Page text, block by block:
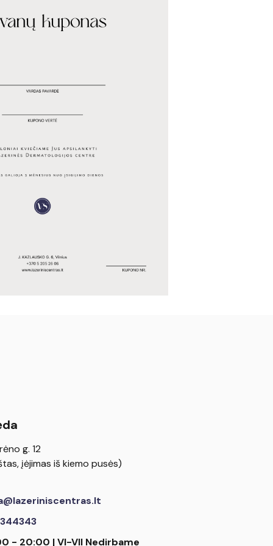
g. 12
įėjimas iš kiemo pusės)
- 20:00 | VI-VII Nedirbame